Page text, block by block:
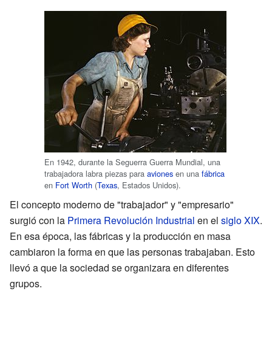
En 1942, durante la Seguerra Guerra Mundial, una
trabajadora labra piezas para aviones en una fábrica
en Fort Worth (Texas, Estados Unidos).
El concepto moderno de "trabajador" y "empresario"
surgió con la Primera Revolución Industrial en el siglo XIX.
En esa época, las fábricas y la producción en masa
cambiaron la forma en que las personas trabajaban. Esto
llevó a que la sociedad se organizara en diferentes
grupos.